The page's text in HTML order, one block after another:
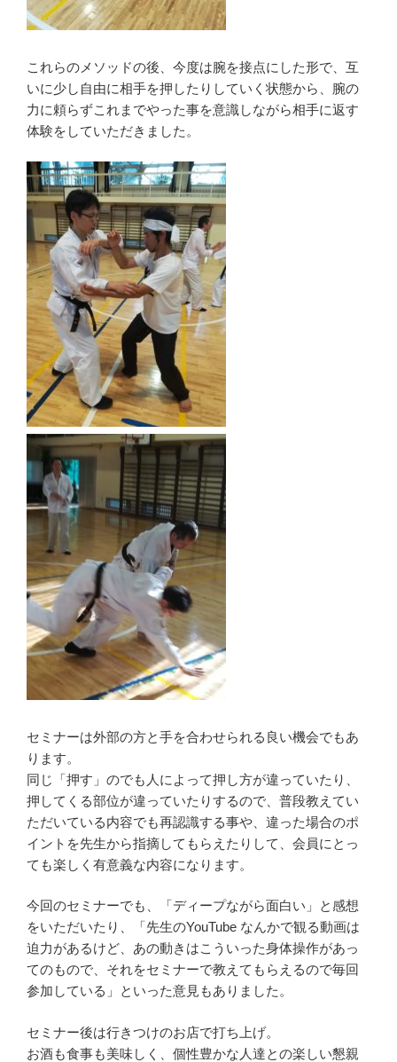
これらのメソッドの後、今度は腕を接点にした形で、互
いに少し自由に相手を押したりしていく状態から、腕の
力に頼らずこれまでやった事を意識しながら相手に返す
体験をしていただきました。
セミナーは外部の方と手を合わせられる良い機会でもあ
ります。
同じ「押す」のでも人によって押し方が違っていたり、
押してくる部位が違っていたりするので、普段教えてい
ただいている内容でも再認識する事や、違った場合のポ
イントを先生から指摘してもらえたりして、会員にとっ
ても楽しく有意義な内容になります。
今回のセミナーでも、「ディープながら面白い」と感想
をいただいたり、「先生のYouTube なんかで観る動画は
迫力があるけど、あの動きはこういった身体操作があっ
てのもので、それをセミナーで教えてもらえるので毎回
参加している」といった意見もありました。
セミナー後は行きつけのお店で打ち上げ。
お酒も食事も美味しく、個性豊かな人達との楽しい懇親